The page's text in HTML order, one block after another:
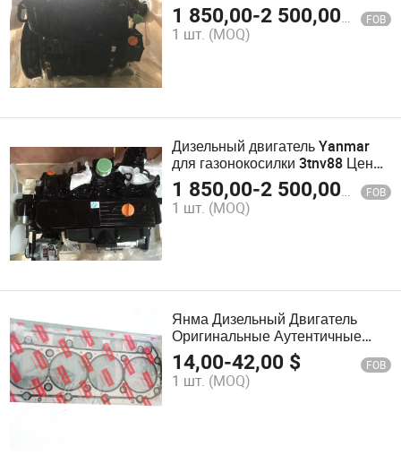
двигателях, мини-экскаваторах,
автозапчастях
1 850,00-2 500,00$ FOB
1 шт. (MOQ)
Дизельный двигатель Yanmar
для газонокосилки 3tnv88 Цена
промышленного дизельного
двигателя
1 850,00-2 500,00$ FOB
1 шт. (MOQ)
Янма Дизельный Двигатель
Оригинальные Аутентичные
Запчасти Соединительная
Штанга Винт Цилиндр Матрас
4tne98
14,00-42,00 $ FOB
1 шт. (MOQ)